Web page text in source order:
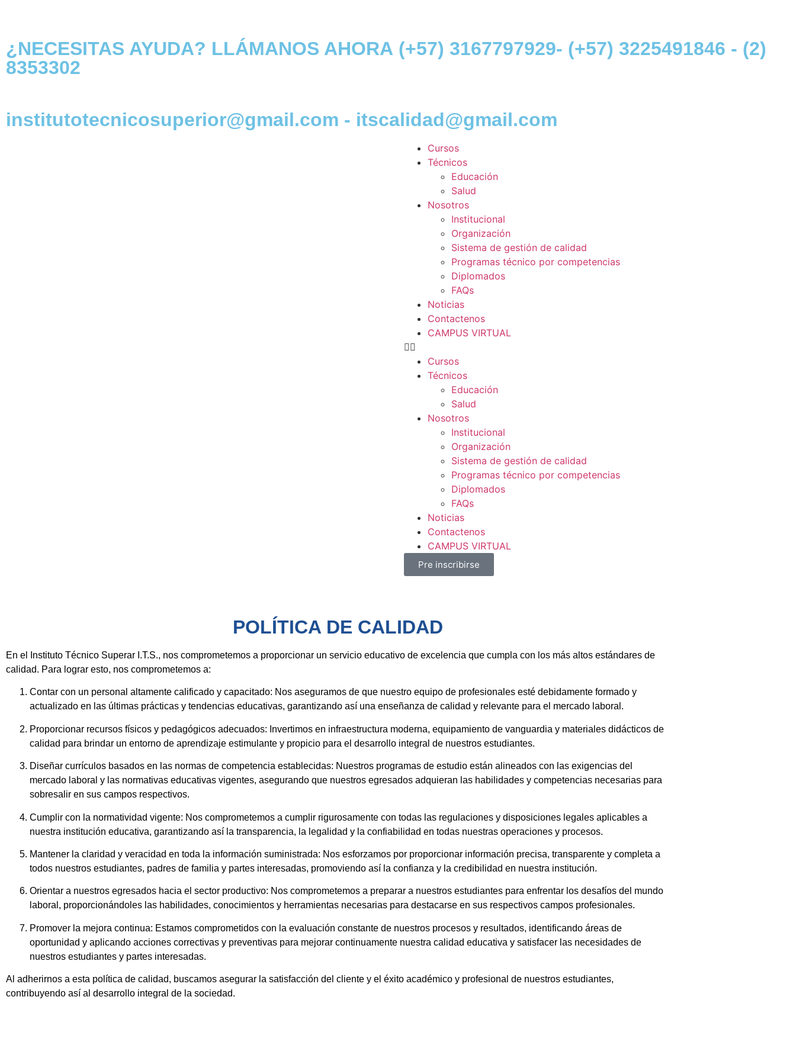
¿NECESITAS AYUDA? LLÁMANOS AHORA (+57) 3167797929- (+57) 3225491846 - (2)
8353302
institutotecnicosuperior@gmail.com - itscalidad@gmail.com
Cursos
Técnicos
Educación
Salud
Nosotros
Institucional
Organización
Sistema de gestión de calidad
Programas técnico por competencias
Diplomados
FAQs
Noticias
Contactenos
CAMPUS VIRTUAL
Cursos
Técnicos
Educación
Salud
Nosotros
Institucional
Organización
Sistema de gestión de calidad
Programas técnico por competencias
Diplomados
FAQs
Noticias
Contactenos
CAMPUS VIRTUAL
Pre inscribirse
POLÍTICA DE CALIDAD
En el Instituto Técnico Superar I.T.S., nos comprometemos a proporcionar un servicio educativo de excelencia que cumpla con los más altos estándares de
calidad. Para lograr esto, nos comprometemos a:
Contar con un personal altamente calificado y capacitado: Nos aseguramos de que nuestro equipo de profesionales esté debidamente formado y
actualizado en las últimas prácticas y tendencias educativas, garantizando así una enseñanza de calidad y relevante para el mercado laboral.
Proporcionar recursos físicos y pedagógicos adecuados: Invertimos en infraestructura moderna, equipamiento de vanguardia y materiales didácticos de
calidad para brindar un entorno de aprendizaje estimulante y propicio para el desarrollo integral de nuestros estudiantes.
Diseñar currículos basados en las normas de competencia establecidas: Nuestros programas de estudio están alineados con las exigencias del
mercado laboral y las normativas educativas vigentes, asegurando que nuestros egresados adquieran las habilidades y competencias necesarias para
sobresalir en sus campos respectivos.
Cumplir con la normatividad vigente: Nos comprometemos a cumplir rigurosamente con todas las regulaciones y disposiciones legales aplicables a
nuestra institución educativa, garantizando así la transparencia, la legalidad y la confiabilidad en todas nuestras operaciones y procesos.
Mantener la claridad y veracidad en toda la información suministrada: Nos esforzamos por proporcionar información precisa, transparente y completa a
todos nuestros estudiantes, padres de familia y partes interesadas, promoviendo así la confianza y la credibilidad en nuestra institución.
Orientar a nuestros egresados hacia el sector productivo: Nos comprometemos a preparar a nuestros estudiantes para enfrentar los desafíos del mundo
laboral, proporcionándoles las habilidades, conocimientos y herramientas necesarias para destacarse en sus respectivos campos profesionales.
Promover la mejora continua: Estamos comprometidos con la evaluación constante de nuestros procesos y resultados, identificando áreas de
oportunidad y aplicando acciones correctivas y preventivas para mejorar continuamente nuestra calidad educativa y satisfacer las necesidades de
nuestros estudiantes y partes interesadas.
Al adherirnos a esta política de calidad, buscamos asegurar la satisfacción del cliente y el éxito académico y profesional de nuestros estudiantes,
contribuyendo así al desarrollo integral de la sociedad.